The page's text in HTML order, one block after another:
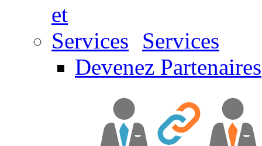
Services
Devenez Partenaires